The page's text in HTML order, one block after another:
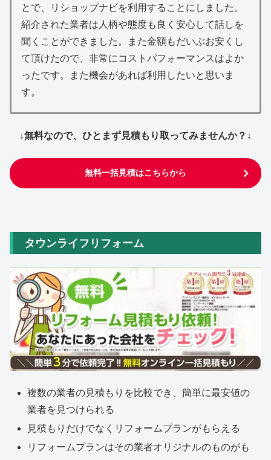
とで、リショップナビを利用することにしました。
紹介された業者は人柄や態度も良く安心して話しを
聞くことができました。また金額もだいぶお安くし
て頂けたので、非常にコストパフォーマンスはよか
ったです。また機会があれば利用したいと思いま
す。
↓無料なので、ひとまず見積もり取ってみませんか？↓
無料一括見積はこちらから
タウンライフリフォーム
複数の業者の見積もりを比較でき、簡単に最安値の
業者を見つけられる
見積もりだけでなくリフォームプランがもらえる
リフォームプランはその業者オリジナルのものがも